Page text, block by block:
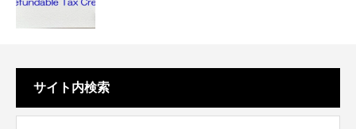
サイト内検索